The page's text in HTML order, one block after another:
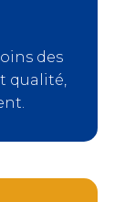
des
qualité,